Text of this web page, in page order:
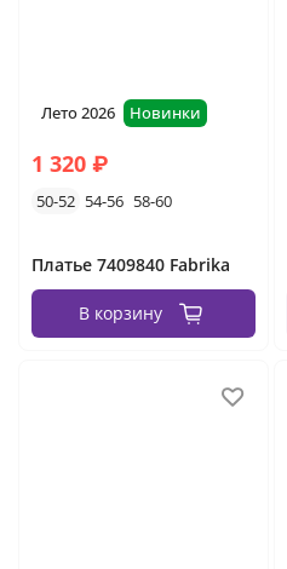
Лето 2026 Новинки
1 320 ₽
50-52 54-56 58-60
Платье 7409840 Fabrika
В корзину